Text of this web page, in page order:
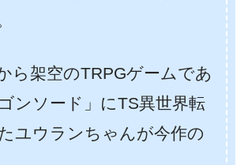
ら架空のTRPGゲームであ
ンソード」にTS異世界転
ユウランちゃんが今作の